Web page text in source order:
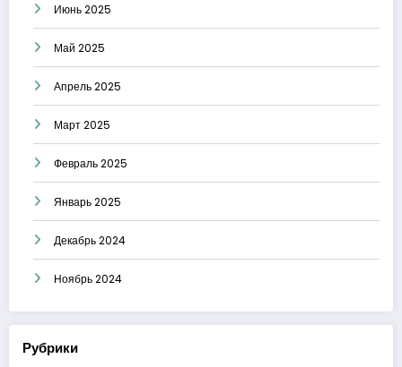
Июнь 2025
Май 2025
Апрель 2025
Март 2025
Февраль 2025
Январь 2025
Декабрь 2024
Ноябрь 2024
Рубрики